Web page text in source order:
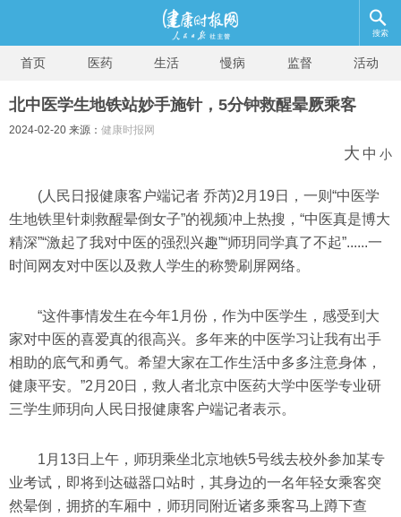
搜索
首页 医药 生活 慢病 监督 活动
北中医学生地铁站妙手施针，5分钟救醒晕厥乘客
2024-02-20 来源： 健康时报网
大 中 小
(人民日报健康客户端记者 乔芮)2月19日，一则“中医学
生地铁里针刺救醒晕倒女子”的视频冲上热搜，“中医真是博大
精深”“激起了我对中医的强烈兴趣”“师玥同学真了不起”......一
时间网友对中医以及救人学生的称赞刷屏网络。
“这件事情发生在今年1月份，作为中医学生，感受到大
家对中医的喜爱真的很高兴。多年来的中医学习让我有出手
相助的底气和勇气。希望大家在工作生活中多多注意身体，
健康平安。”2月20日，救人者北京中医药大学中医学专业研
三学生师玥向人民日报健康客户端记者表示。
1月13日上午，师玥乘坐北京地铁5号线去校外参加某专
业考试，即将到达磁器口站时，其身边的一名年轻女乘客突
然晕倒，拥挤的车厢中，师玥同附近诸多乘客马上蹲下查